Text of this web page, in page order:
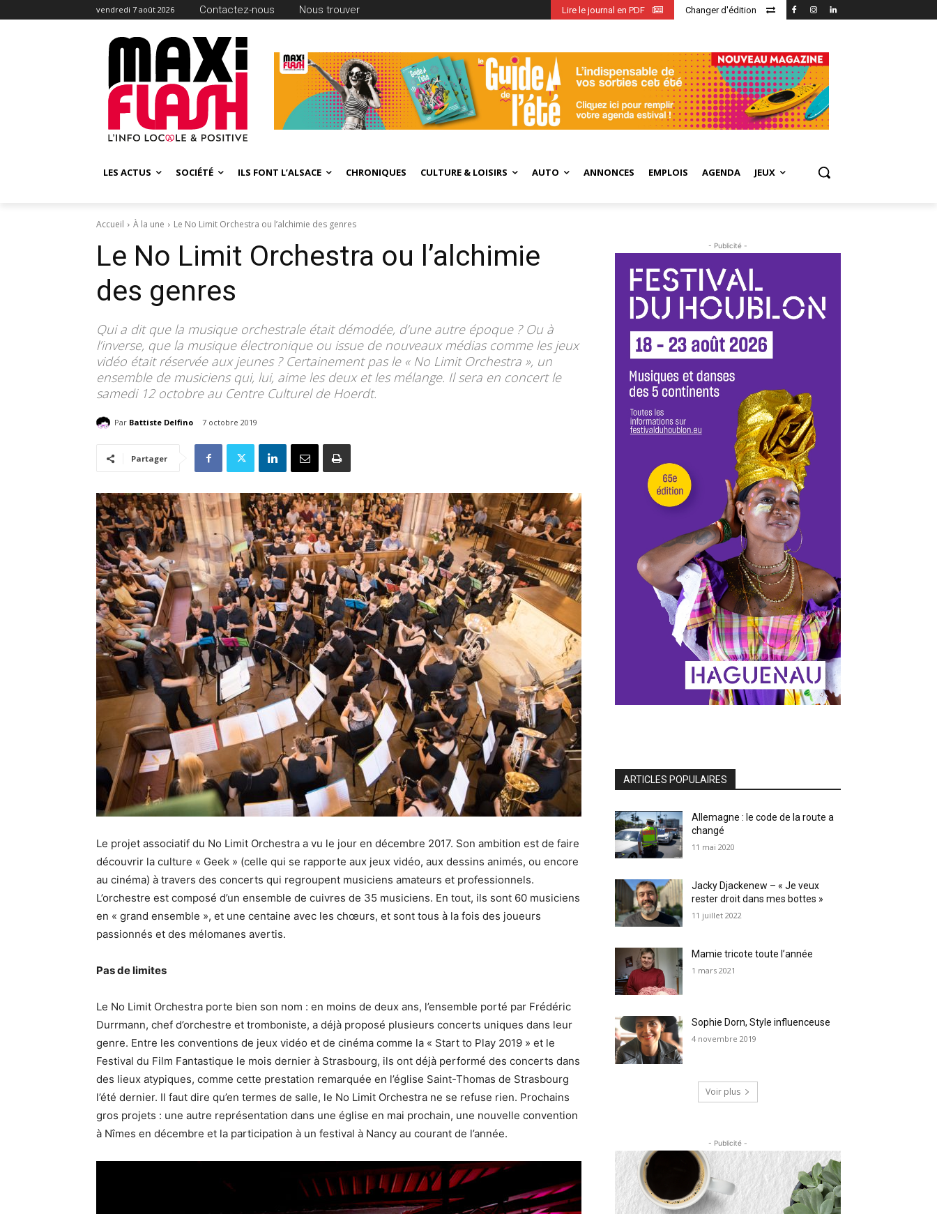
vendredi 7 août 2026 Contactez-nous Nous trouver Changer d'édition
Lire le journal en PDF
LES ACTUS SOCIÉTÉ ILS FONT L’ALSACE CHRONIQUES CULTURE & LOISIRS AUTO ANNONCES EMPLOIS AGENDA JEUX
Accueil À la une Le No Limit Orchestra ou l’alchimie des genres
Le No Limit Orchestra ou l’alchimie
des genres
Qui a dit que la musique orchestrale était démodée, d’une autre époque ? Ou à
l’inverse, que la musique électronique ou issue de nouveaux médias comme les jeux
vidéo était réservée aux jeunes ? Certainement pas le « No Limit Orchestra », un
ensemble de musiciens qui, lui, aime les deux et les mélange. Il sera en concert le
samedi 12 octobre au Centre Culturel de Hoerdt.
Par Battiste Delfino 7 octobre 2019
Partager
Le projet associatif du No Limit Orchestra a vu le jour en décembre 2017. Son ambition est de faire
découvrir la culture « Geek » (celle qui se rapporte aux jeux vidéo, aux dessins animés, ou encore
au cinéma) à travers des concerts qui regroupent musiciens amateurs et professionnels.
L’orchestre est composé d’un ensemble de cuivres de 35 musiciens. En tout, ils sont 60 musiciens
en « grand ensemble », et une centaine avec les chœurs, et sont tous à la fois des joueurs
passionnés et des mélomanes avertis.
Pas de limites
Le No Limit Orchestra porte bien son nom : en moins de deux ans, l’ensemble porté par Frédéric
Durrmann, chef d’orchestre et tromboniste, a déjà proposé plusieurs concerts uniques dans leur
genre. Entre les conventions de jeux vidéo et de cinéma comme la « Start to Play 2019 » et le
Festival du Film Fantastique le mois dernier à Strasbourg, ils ont déjà performé des concerts dans
des lieux atypiques, comme cette prestation remarquée en l’église Saint-Thomas de Strasbourg
l’été dernier. Il faut dire qu’en termes de salle, le No Limit Orchestra ne se refuse rien. Prochains
gros projets : une autre représentation dans une église en mai prochain, une nouvelle convention
à Nîmes en décembre et la participation à un festival à Nancy au courant de l’année.
- Publicité -
ARTICLES POPULAIRES
Allemagne : le code de la route a
changé
11 mai 2020
Jacky Djackenew – « Je veux
rester droit dans mes bottes »
11 juillet 2022
Mamie tricote toute l’année
1 mars 2021
Sophie Dorn, Style influenceuse
4 novembre 2019
Voir plus
- Publicité -